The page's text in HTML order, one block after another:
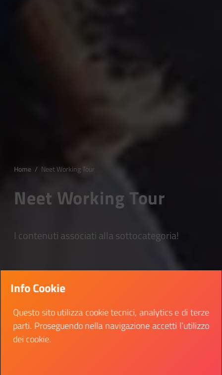
Home / Neet Working Tour
Neet Working Tour
I contenuti associati alla sottocategoria!
Info Cookie
Questo sito utilizza cookie tecnici, analytics e di terze
parti. Proseguendo nella navigazione accetti l’utilizzo
dei cookie.